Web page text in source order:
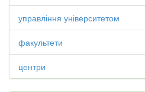
управління університетом
факультети
центри